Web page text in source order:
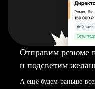
Отправим резюме
и подсветим
А ещё будем раньше